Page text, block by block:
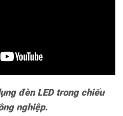
đèn LED trong chiếu
nghiệp.